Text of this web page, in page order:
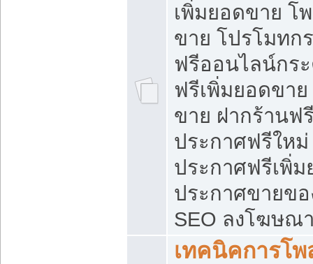
เพิ่มยอดขาย โ
ขาย โปรโมทก
ฟรีออนไลน์กร
ฟรีเพิ่มยอดขา
ขาย ฝากร้านฟ
ประกาศฟรีใหม่
ประกาศฟรีเพิ่
ประกาศขายข
SEO ลงโฆษณ
เทคนิคการโ